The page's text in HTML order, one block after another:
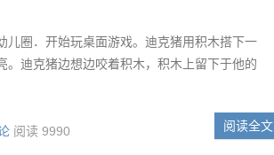
儿圈．开始玩桌面游戏。迪克猪用积木搭下一
。迪克猪边想边咬着积木，积木上留下于他的
阅读 9990 阅读全文